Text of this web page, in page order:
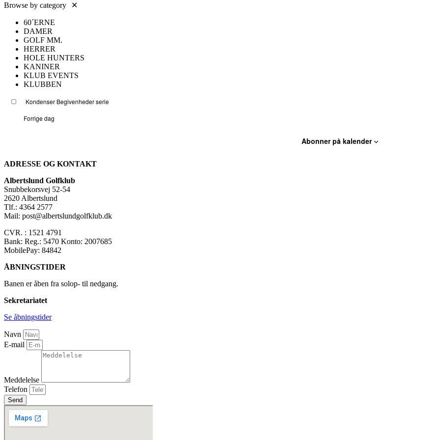
Browse by category ✕
60´ERNE
DAMER
GOLF MM.
HERRER
HOLE HUNTERS
KANINER
KLUB EVENTS
KLUBBEN
Kondenser Begivenheder serie
Forrige dag
Abonner på kalender
ADRESSE OG KONTAKT
Albertslund Golfklub
Snubbekorsvej 52-54
2620 Albertslund
Tlf.: 4364 2577
Mail: post@albertslundgolfklub.dk
CVR. : 1521 4791
Bank: Reg.: 5470 Konto: 2007685
MobilePay: 84842
ÅBNINGSTIDER
Banen er åben fra solop- til nedgang.
Sekretariatet
Se åbningstider
Navn
E-mail
Meddelelse
Telefon
Send